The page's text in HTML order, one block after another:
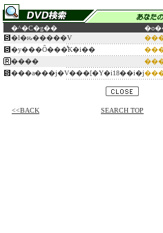
�^�C�g��
�l�ԋ�����V
�y���Ȏ���̊K�i��
����
���a���j�V���[�Y�i18��i�j
<<BACK SEARCH TOP